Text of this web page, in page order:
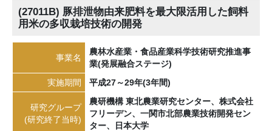
(27011B) 豚排泄物由来肥料を最大限活用した飼料
用米の多収栽培技術の開発
事業名
農林水産業・食品産業科学技術研究推進事
業(発展融合ステージ)
実施期間
平成27～29年(3年間)
研究グループ
(研究終了当時)
農研機構 東北農業研究センター、株式会社
フリーデン、一関市北部農業技術開発セン
ター、日本大学